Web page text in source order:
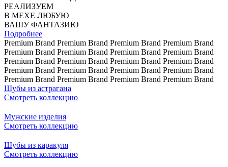
РЕАЛИЗУЕМ
В МЕХЕ ЛЮБУЮ
ВАШУ ФАНТАЗИЮ
Подробнее
Premium Brand Premium Brand Premium Brand Premium Brand
Premium Brand Premium Brand Premium Brand Premium Brand
Premium Brand Premium Brand Premium Brand Premium Brand
Premium Brand Premium Brand Premium Brand Premium Brand
Premium Brand Premium Brand Premium Brand Premium Brand
Шубы из астрагана
Смотреть коллекцию
Мужские изделия
Смотреть коллекцию
Шубы из каракуля
Смотреть коллекцию